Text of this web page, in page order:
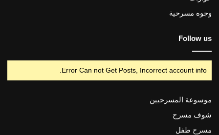
وجوه مسرحية
Follow us
Error Can not Get Posts, Incorrect account info.
موسوعة المسرحيين
شوف مسرح
مسرح طفل